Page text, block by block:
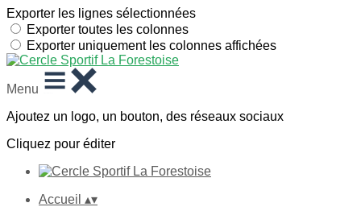
Exporter les lignes sélectionnées
Exporter toutes les colonnes
Exporter uniquement les colonnes affichées
Menu
Ajoutez un logo, un bouton, des réseaux sociaux
Cliquez pour éditer
Accueil ▴▾